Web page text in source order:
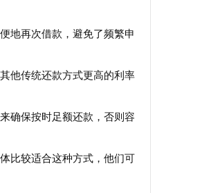
地再次借款，避免了频繁申
他传统还款方式更高的利率
确保按时足额还款，否则容
比较适合这种方式，他们可